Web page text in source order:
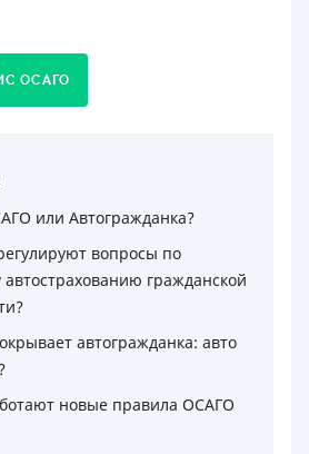
ОСАГО
или Автогражданка?
вопросы по
автострахованию гражданской
автогражданка: авто
новые правила ОСАГО